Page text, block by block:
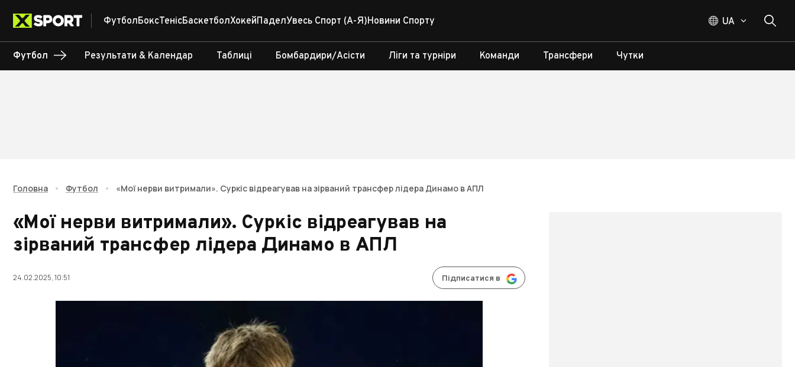
ФутболБоксТенісБаскетболХокейПаделУвесь Спорт (А-Я)Новини Спорту UA
Футбол Результати & Календар Таблиці Бомбардири/Асісти Ліги та турніри Команди Трансфери Чутки
Головна • Футбол • «Мої нерви витримали». Суркіс відреагував на зірваний трансфер лідера Динамо в АПЛ
«Мої нерви витримали». Суркіс відреагував на
зірваний трансфер лідера Динамо в АПЛ
24.02.2025, 10:51 Підписатися в